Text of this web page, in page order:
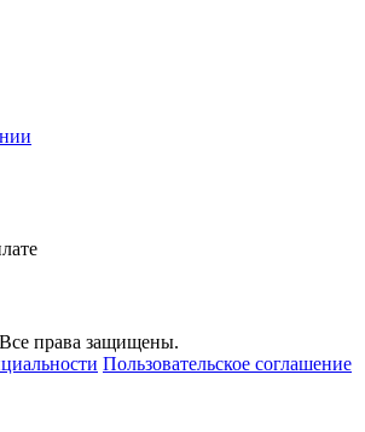
права защищены.
Пользовательское соглашение